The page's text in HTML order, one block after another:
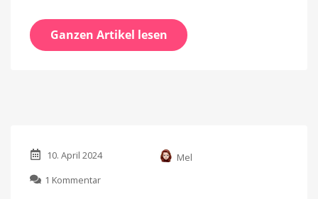
Ganzen Artikel lesen
10. April 2024
Mel
1 Kommentar